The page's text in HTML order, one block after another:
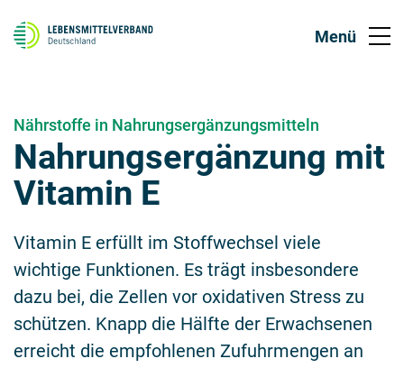
Nährstoffe in Nahrungsergänzungsmitteln
Nahrungsergänzung mit
Vitamin E
Vitamin E erfüllt im Stoffwechsel viele
wichtige Funktionen. Es trägt insbesondere
dazu bei, die Zellen vor oxidativen Stress zu
schützen. Knapp die Hälfte der Erwachsenen
erreicht die empfohlenen Zufuhrmengen an